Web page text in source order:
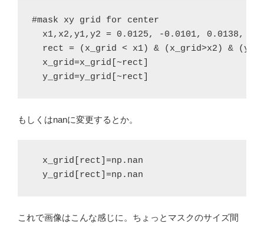
x1,x2,y1,y2 = 0.0125, -0.0101, 0.0138, -
rect = (x_grid < x1) & (x_grid>x2) &
  x_grid=x_grid[~rect]
  y_grid=y_grid[~rect]
もしくはnanに変更するとか。
  y_grid[rect]=np.nan
これで画像はこんな感じに。ちょっとマスクのサイズ間